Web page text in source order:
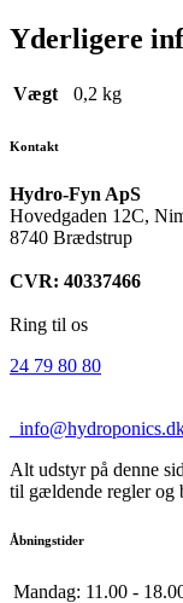
Yderligere
Vægt 0,2 kg
Kontakt
Hydro-Fyn ApS
Hovedgaden 12C,
8740 Brædstrup
CVR: 40337466
Ring til os
24 79 80 80
Alt udstyr på denne
til gældende regler og
Åbningstider
Mandag: 11.00 -